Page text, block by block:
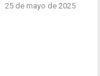
25 de mayo de 2025